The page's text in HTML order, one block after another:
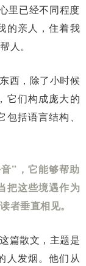
里已经不同程度
的亲人，住着我
人。
西，除了小时候
它们构成庞大的
括语言结构、
”，它能够帮助
把这些境遇作为
者垂直相见。
篇散文，主题是
人发烟。他们从